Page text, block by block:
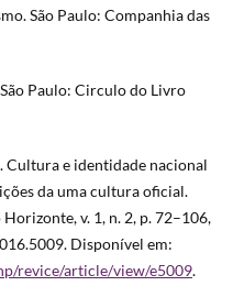
São Paulo: Companhia das
Paulo: Circulo do Livro
Cultura e identidade nacional
da uma cultura oficial.
v. 1, n. 2, p. 72–106,
Disponível em:
revice/article/view/e5009.